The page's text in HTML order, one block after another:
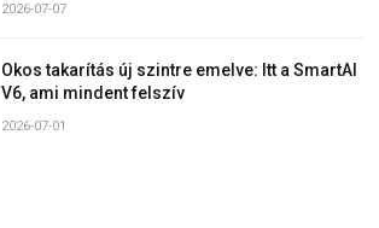
2026-07-07
Okos takarítás új szintre emelve: Itt a SmartAI
V6, ami mindent felszív
2026-07-01